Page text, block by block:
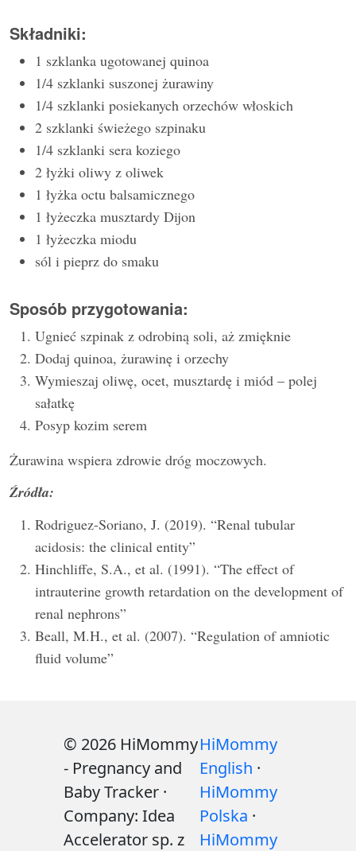
Składniki:
1 szklanka ugotowanej quinoa
1/4 szklanki suszonej żurawiny
1/4 szklanki posiekanych orzechów włoskich
2 szklanki świeżego szpinaku
1/4 szklanki sera koziego
2 łyżki oliwy z oliwek
1 łyżka octu balsamicznego
1 łyżeczka musztardy Dijon
1 łyżeczka miodu
sól i pieprz do smaku
Sposób przygotowania:
Ugnieć szpinak z odrobiną soli, aż zmięknie
Dodaj quinoa, żurawinę i orzechy
Wymieszaj oliwę, ocet, musztardę i miód – polej
sałatkę
Posyp kozim serem
Żurawina wspiera zdrowie dróg moczowych.
Źródła:
Rodriguez-Soriano, J. (2019). “Renal tubular
acidosis: the clinical entity”
Hinchliffe, S.A., et al. (1991). “The effect of
intrauterine growth retardation on the development of
renal nephrons”
Beall, M.H., et al. (2007). “Regulation of amniotic
fluid volume”
© 2026 HiMommy
- Pregnancy and
Baby Tracker ·
Company: Idea
Accelerator sp. z
HiMommy
English ·
HiMommy
Polska ·
HiMommy